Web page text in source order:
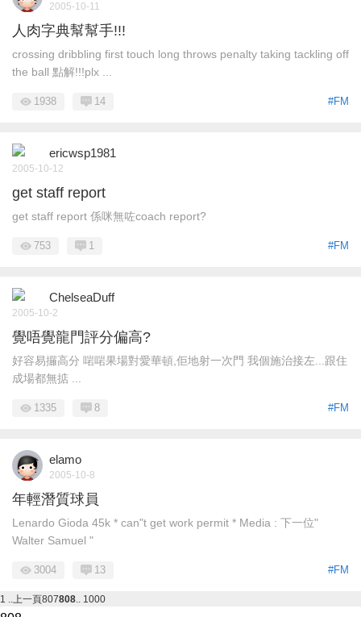
2005-10-11
人肉字典幫幫手!!!
crossing dribbling first touch long throws penalty taking tackling off
the ball 點解!!!plx ...
#FM
1938 14
ericwsp1981
2005-10-12
get staff report
get staff report 係咪無咗coach report?
#FM
753 1
ChelseaDuff
2005-10-2
覺唔覺龍門評分偏高?
好容易攞高分 啱啱果場對愛華頓,佢地射一次門 我個施治接左...跟住
成場都無掂 ...
#FM
1335 8
elamo
2005-10-8
年輕潛質球員
Lenardo Gioda 45k * can"t get work permit * Media : 下一位"
Walter Samuel "
#FM
3004 13
1 ..上一頁807808.. 1000